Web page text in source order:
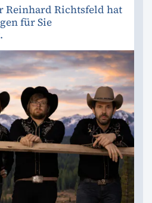
Reinhard Richtsfeld hat
für Sie